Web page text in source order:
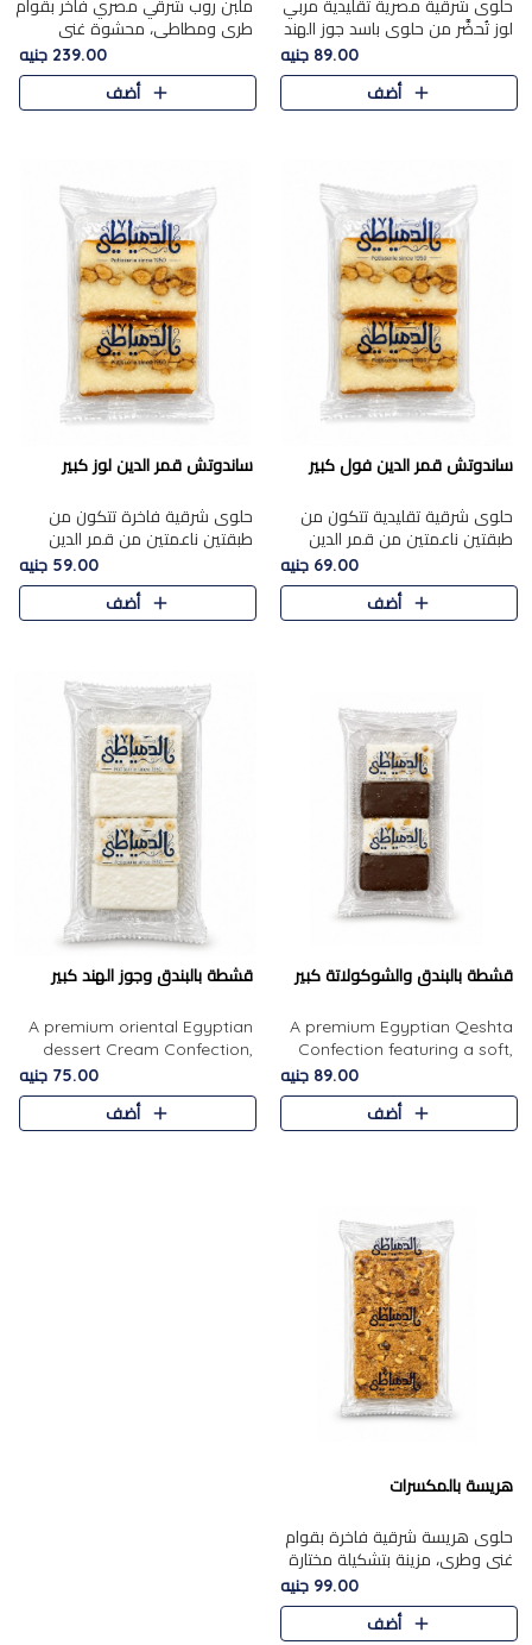
حلوى شرقية مصرية تقليدية مربي
لوز تُحضَّر من حلوى باسد جوز الهند
بقوام طري ومذاق غني، وتُزين
وتغطاه بقطع اللوز الفاخر التي
تضيف لمسة مميزة م..
89.00 جنيه
أضف
ملبن روب شرقي مصري فاخر بقوام
طري ومطاطي، محشوة غني
بسخاء بقطع عين الجمل واللوز
الفاخر التي تضيف قرمشة مميزة
ومرضية ونكهة ناتي غنية في كل
239.00 جنيه
أضف
ساندوتش قمر الدين فول كبير
حلوى شرقية تقليدية تتكون من
طبقتين ناعمتين من قمر الدين
الفاخر، تتوسطهما حشوة غنية من
الفول السوداني المحمص، لتجمع
بين حلاوة المشمش الطبيعية..
69.00 جنيه
أضف
ساندوتش قمر الدين لوز كبير
حلوى شرقية فاخرة تتكون من
طبقتين ناعمتين من قمر الدين
الفاخر، تتوسطهما حشوة غنية من
اللوز المحمص لتمنح مزيجًا متوازنًا
من النعومة والقرمشة. ..
59.00 جنيه
أضف
قشطة بالبندق والشوكولاتة كبير
A premium Egyptian Qeshta
Confection featuring a soft,
creamy texture paired with a
rich layer of premium
chocolate and the distinctive
89.00 جنيه
أضف
قشطة بالبندق وجوز الهند كبير
A premium oriental Egyptian
dessert Cream Confection,
featuring a soft, creamy
texture and the distinctive
flavor of roasted hazelnuts.
75.00 جنيه
أضف
هريسة بالمكسرات
حلوى هريسة شرقية فاخرة بقوام
غني وطري، مزينة بتشكيلة مختارة
من المكسرات الفاخرة التي تضيف
قرمشة مميزة ونكهة غنية في كل
قطعة. تجمع بين المذاق..
99.00 جنيه
أضف